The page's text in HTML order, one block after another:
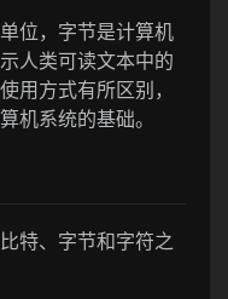
位，字节是计算机
人类可读文本中的
用方式有所区别，
机系统的基础。
特、字节和字符之